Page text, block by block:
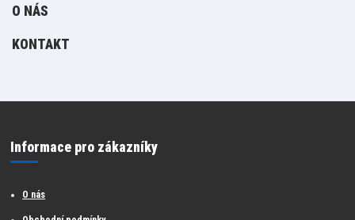
O NÁS
KONTAKT
Informace pro zákazníky
O nás